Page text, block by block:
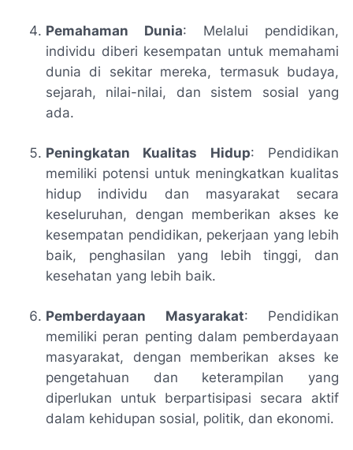
Pemahaman Dunia: Melalui pendidikan,
individu diberi kesempatan untuk memahami
dunia di sekitar mereka, termasuk budaya,
sejarah, nilai-nilai, dan sistem sosial yang
ada.
Peningkatan Kualitas Hidup: Pendidikan
memiliki potensi untuk meningkatkan kualitas
hidup individu dan masyarakat secara
keseluruhan, dengan memberikan akses ke
kesempatan pendidikan, pekerjaan yang lebih
baik, penghasilan yang lebih tinggi, dan
kesehatan yang lebih baik.
Pemberdayaan Masyarakat: Pendidikan
memiliki peran penting dalam pemberdayaan
masyarakat, dengan memberikan akses ke
pengetahuan dan keterampilan yang
diperlukan untuk berpartisipasi secara aktif
dalam kehidupan sosial, politik, dan ekonomi.